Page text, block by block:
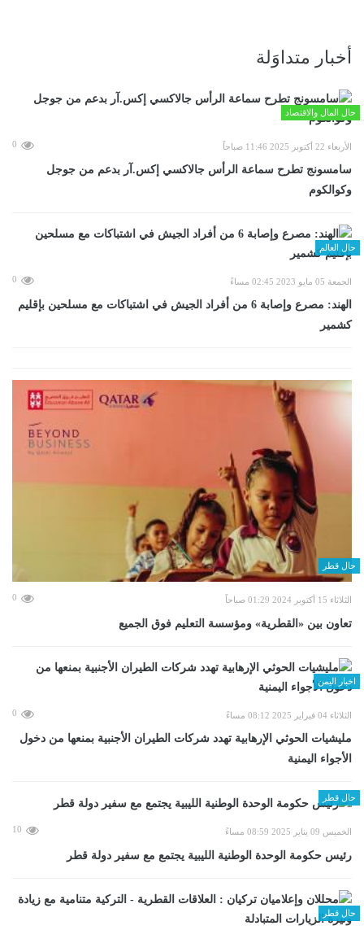
أخبار متداوَلة
حال المال والاقتصاد
الأربعاء 22 أكتوبر 2025 11:46 صباحاً 0
سامسونج تطرح سماعة الرأس جالاكسي إكس.آر بدعم من جوجل
وكوالكوم
حال العالم
الجمعة 05 مايو 2023 02:45 مساءً 0
الهند: مصرع وإصابة 6 من أفراد الجيش في اشتباكات مع مسلحين بإقليم
كشمير
حال قطر
الثلاثاء 15 أكتوبر 2024 01:29 صباحاً 0
تعاون بين «القطرية» ومؤسسة التعليم فوق الجميع
اخبار اليمن
الثلاثاء 04 فبراير 2025 08:12 مساءً 0
مليشيات الحوثي الإرهابية تهدد شركات الطيران الأجنبية بمنعها من دخول
الأجواء اليمنية
حال قطر
الخميس 09 يناير 2025 08:59 مساءً 10
رئيس حكومة الوحدة الوطنية الليبية يجتمع مع سفير دولة قطر
حال قطر